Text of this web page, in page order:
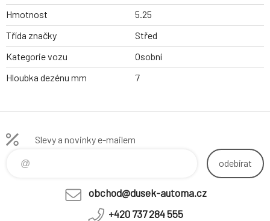
Hmotnost
5.25
Třída značky
Střed
Kategorie vozu
Osobní
Hloubka dezénu mm
7
Slevy a novinky e-mailem
odebírat
obchod@dusek-automa.cz
+420 737 284 555